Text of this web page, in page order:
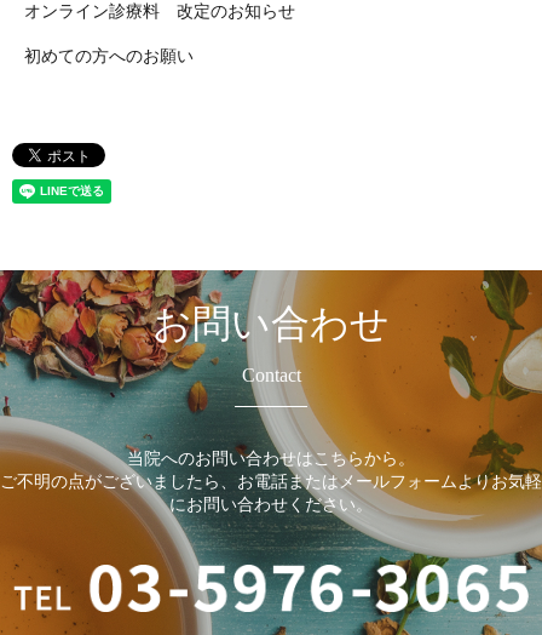
オンライン診療料 改定のお知らせ
初めての方へのお願い
お問い合わせ
Contact
当院へのお問い合わせはこちらから。
ご不明の点がございましたら、お電話またはメールフォームよりお気軽
にお問い合わせください。